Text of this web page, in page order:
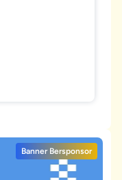
Banner Bersponsor